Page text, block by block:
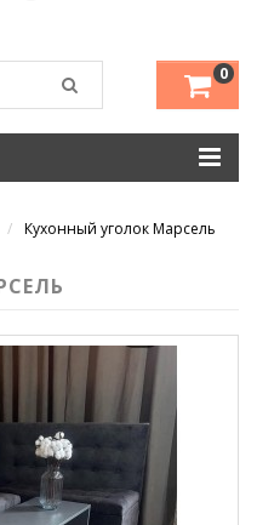
0
Кухонный уголок Марсель